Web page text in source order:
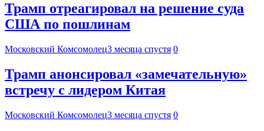
Трамп отреагировал на решение суда
США по пошлинам
Московский Комсомолец3 месяца спустя 0
Трамп анонсировал «замечательную»
встречу с лидером Китая
Московский Комсомолец3 месяца спустя 0